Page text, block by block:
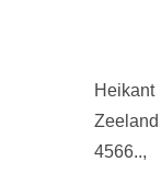
Heikant
Zeeland
4566..,